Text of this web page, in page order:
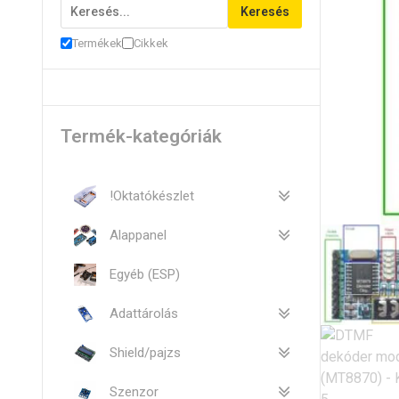
Keresés
Termékek Cikkek
Termék-kategóriák
!Oktatókészlet
Alappanel
Egyéb (ESP)
Adattárolás
Shield/pajzs
Szenzor